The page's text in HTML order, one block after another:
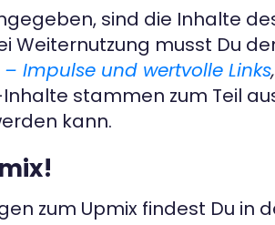
sind die Inhalte
Weiternutzung musst Du
– Impulse und wertvolle Links
stammen zum Teil
kann.
zum Upmix findest Du in